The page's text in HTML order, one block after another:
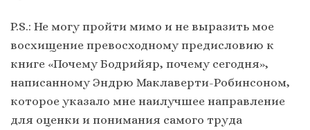
P.S.: Не могу пройти мимо и не выразить мое
восхищение превосходному предисловию к
книге «Почему Бодрийяр, почему сегодня»,
написанному Эндрю Маклаверти-Робинсоном,
которое указало мне наилучшее направление
для оценки и понимания самого труда